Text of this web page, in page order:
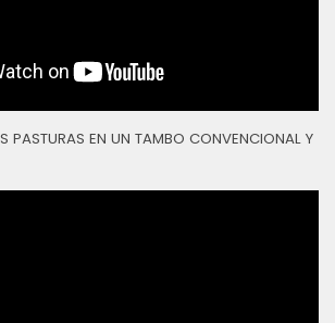
PASTURAS EN UN TAMBO CONVENCIONAL Y